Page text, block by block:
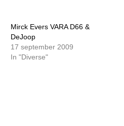
Mirck Evers VARA D66 &
DeJoop
17 september 2009
In "Diverse"